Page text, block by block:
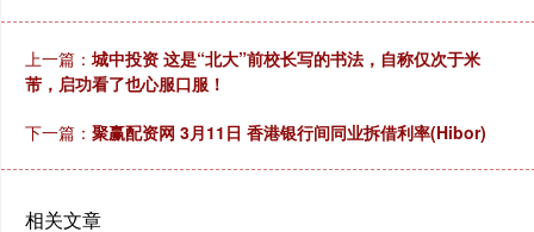
上一篇： 城中投资 这是“北大”前校长写的书法，自称仅次于米
芾，启功看了也心服口服！
下一篇： 聚赢配资网 3月11日 香港银行间同业拆借利率(Hibor)
相关文章